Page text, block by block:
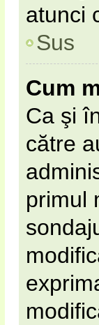
atunci
Sus
Cum
Ca şi
către
primul